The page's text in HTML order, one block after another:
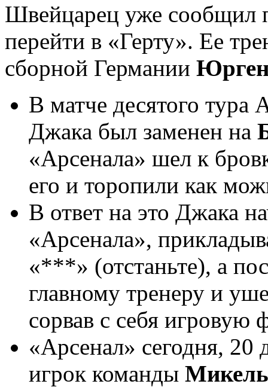
Швейцарец уже сообщил
перейти в «Герту». Ее
сборной Германии
В матче десятого
Джака был заменен на
«Арсенала» шел к
его и торопили как
В ответ на это Джака
«Арсенала»,
«***» (отстаньте), а
главному тренеру и
сорвав с себя игровую
«Арсенал» сегодня, 20
игрок команды